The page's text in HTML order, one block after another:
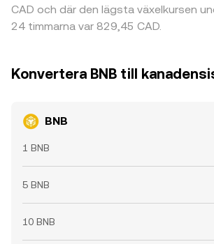
CAD och där den lägsta växelkursen
24 timmarna var 829,45 CAD.
Konvertera BNB till
BNB
1 BNB
5 BNB
10 BNB